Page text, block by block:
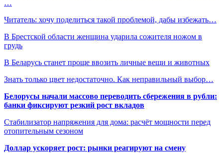
…
Читатель: хочу поделиться такой проблемой, дабы избежать…
В Брестской области женщина ударила сожителя ножом в
грудь
В Беларусь станет проще ввозить личные вещи и животных
Знать только цвет недостаточно. Как неправильный выбор…
Белорусы начали массово переводить сбережения в рубли:
банки фиксируют резкий рост вкладов
Стабилизатор напряжения для дома: расчёт мощности перед
отопительным сезоном
Доллар ускоряет рост: рынки реагируют на смену